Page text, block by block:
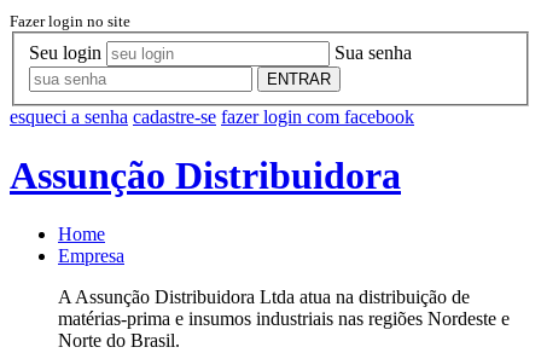
Fazer login no site
Seu login Sua senha
ENTRAR
esqueci a senha cadastre-se fazer login com facebook
Assunção Distribuidora
Home
Empresa
A Assunção Distribuidora Ltda atua na distribuição de
matérias-prima e insumos industriais nas regiões Nordeste e
Norte do Brasil.